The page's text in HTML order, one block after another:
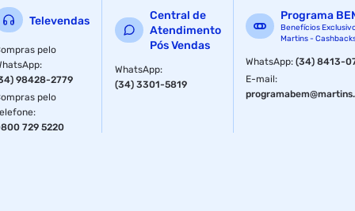
Televendas
pelo
:
98428-2779
pelo
:
729 5220
Central de
Atendimento
Pós Vendas
WhatsApp:
(34) 3301-5819
Programa
Benefícios
Martins -
WhatsApp:(34) 8413-
E-mail: